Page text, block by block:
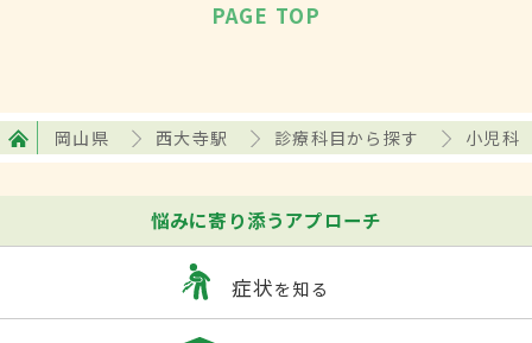
PAGE TOP
岡山県 西大寺駅 診療科目から探す 小児科
悩みに寄り添うアプローチ
症状を知る